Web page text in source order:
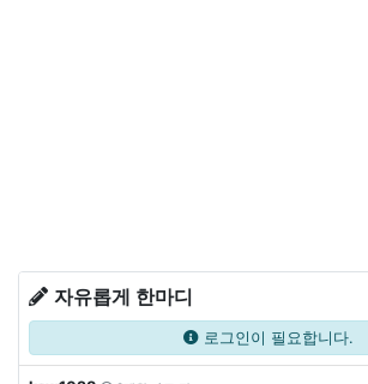
자유롭게 한마디
로그인이 필요합니다.